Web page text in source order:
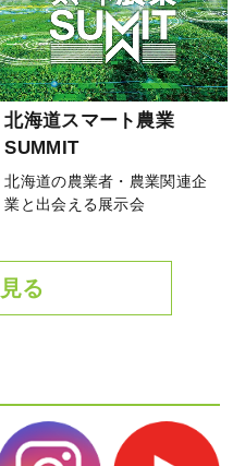
北海道スマート農業
SUMMIT
北海道の農業者・農業関連企
業と出会える展示会
る